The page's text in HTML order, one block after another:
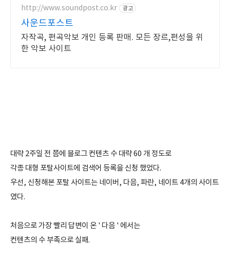
http://www.soundpost.co.kr 광고
사운드포스트
자작곡, 편곡악보 개인 등록 판매. 모든 장르,편성을 위
한 악보 사이트
대략 2주일 전 쯤에 블로그 컨텐츠 수 대략 60 개 정도로
각종 대형 포탈사이트에 검색어 등록을 신청 했었다.
우선, 신청해본 포탈 사이트는 네이버, 다음, 파란, 네이트 4개의 사이트
였다.
처음으로 가장 빨리 답변이 온 ' 다음 ' 에서는
컨텐츠의 수 부족으로 실패.